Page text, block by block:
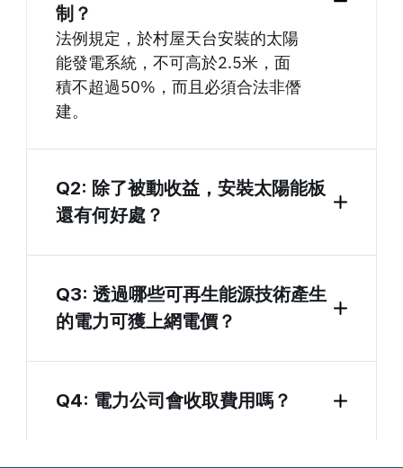
制？
法例規定，於村屋天台安裝的太陽
能發電系統，不可高於2.5米，面
積不超過50%，而且必須合法非僭
建。
Q2: 除了被動收益，安裝太陽能板
還有何好處？
Q3: 透過哪些可再生能源技術產生
的電力可獲上網電價？
Q4: 電力公司會收取費用嗎？